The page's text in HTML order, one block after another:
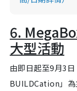
6.
大型活動
由即日起至9月3
BUILDCation」為